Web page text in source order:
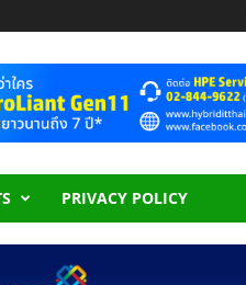
PRIVACY POLICY